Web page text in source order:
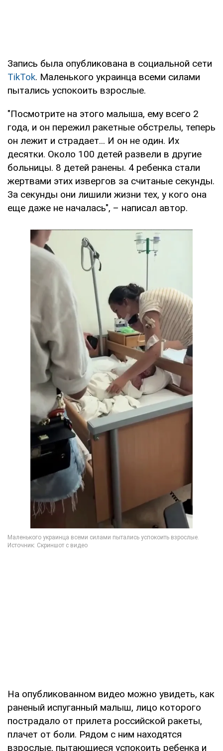
Запись была опубликована в социальной сети
TikTok. Маленького украинца всеми силами
пытались успокоить взрослые.
"Посмотрите на этого малыша, ему всего 2
года, и он пережил ракетные обстрелы, теперь
он лежит и страдает... И он не один. Их
десятки. Около 100 детей развели в другие
больницы. 8 детей ранены. 4 ребенка стали
жертвами этих извергов за считаные секунды.
За секунды они лишили жизни тех, у кого она
еще даже не началась", – написал автор.
На опубликованном видео можно увидеть, как
раненый испуганный малыш, лицо которого
пострадало от прилета российской ракеты,
плачет от боли. Рядом с ним находятся
взрослые, пытающиеся успокоить ребенка и